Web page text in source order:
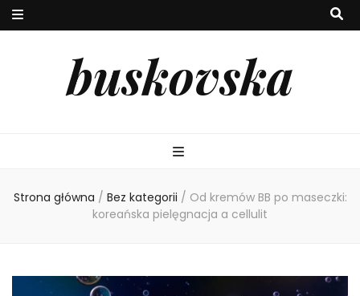
buskovska
Strona główna / Bez kategorii / Od kremów BB po maseczki:
koreańska pielęgnacja a cellulit